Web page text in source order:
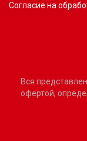
Согласие на
Вся
офертой,